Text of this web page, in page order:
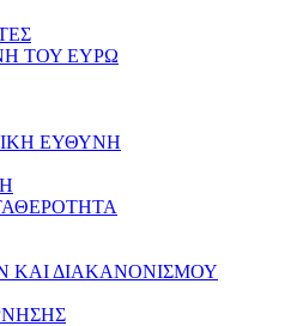
ΤΟΥ ΕΥΡΩ
ΕΥΘΥΝΗ
ΔΙΑΚΑΝΟΝΙΣΜΟΥ